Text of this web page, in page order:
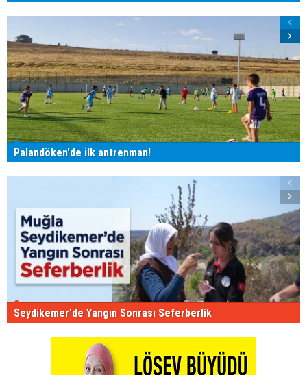
Palandöken'de ilk antrenman!
Seydikemer'de Yangın Sonrası Seferberlik